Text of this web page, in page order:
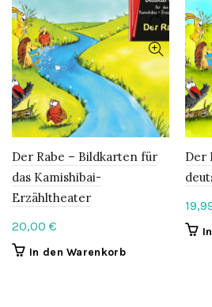
Der Rabe – Bildkarten für
das Kamishibai-
Erzähltheater
20,00 €
In den Warenkorb
Der